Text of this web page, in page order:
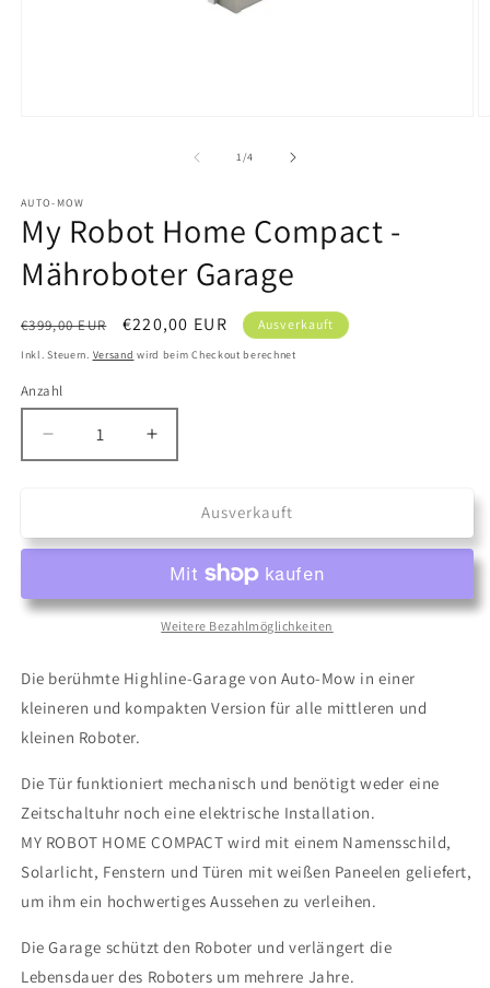
1/von
4
AUTO-MOW
My Robot Home Compact -
Mähroboter Garage
Normaler
Preis
€399,00 EUR Verkaufspreis
€220,00 EUR Ausverkauft
Inkl. Steuern. Versand wird beim Checkout berechnet
Anzahl
Anzahl
Verringere
die
My
Compact
Garage
Erhöhe
die
My
Home
Compact
Garage
Ausverkauft
Weitere Bezahlmöglichkeiten
Die berühmte Highline-Garage von Auto-Mow in einer
kleineren und kompakten Version für alle mittleren und
kleinen Roboter.
Die Tür funktioniert mechanisch und benötigt weder eine
Zeitschaltuhr noch eine elektrische Installation.
MY ROBOT HOME COMPACT wird mit einem Namensschild,
Solarlicht, Fenstern und Türen mit weißen Paneelen geliefert,
um ihm ein hochwertiges Aussehen zu verleihen.
Die Garage schützt den Roboter und verlängert die
Lebensdauer des Roboters um mehrere Jahre.